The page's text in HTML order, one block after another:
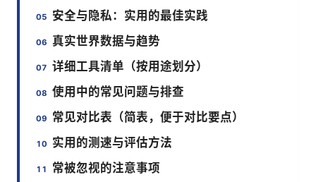
安全与隐私：实用的最佳实践
真实世界数据与趋势
详细工具清单（按用途划分）
使用中的常见问题与排查
常见对比表（简表，便于对比要点）
实用的测速与评估方法
常被忽视的注意事项